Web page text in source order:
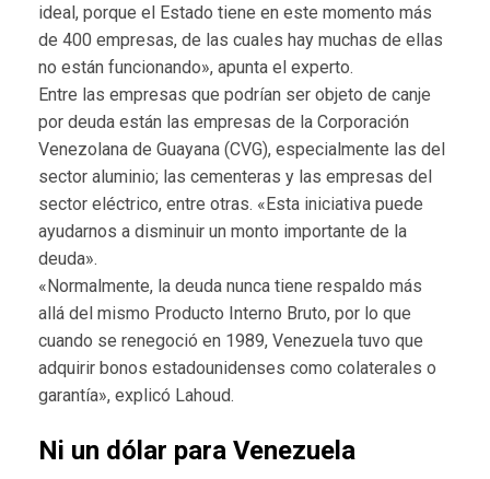
ideal, porque el Estado tiene en este momento más
de 400 empresas, de las cuales hay muchas de ellas
no están funcionando», apunta el experto.
Entre las empresas que podrían ser objeto de canje
por deuda están las empresas de la Corporación
Venezolana de Guayana (CVG), especialmente las del
sector aluminio; las cementeras y las empresas del
sector eléctrico, entre otras. «Esta iniciativa puede
ayudarnos a disminuir un monto importante de la
deuda».
«Normalmente, la deuda nunca tiene respaldo más
allá del mismo Producto Interno Bruto, por lo que
cuando se renegoció en 1989, Venezuela tuvo que
adquirir bonos estadounidenses como colaterales o
garantía», explicó Lahoud.
Ni un dólar para Venezuela